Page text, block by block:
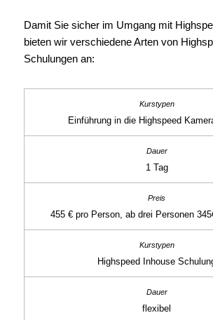
Damit Sie sicher im Umgang mit
bieten wir verschiedene Arten von
Schulungen an:
Einführung in die Highspeed
1 Tag
455 € pro Person, ab drei Personen
Highspeed Inhouse
flexibel